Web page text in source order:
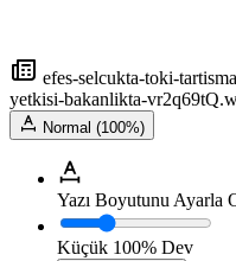
efes-selcukta-toki-
yetkisi-bakanlikta-
Normal (100%)
Yazı Boyutunu Ayarla
Küçük 100% Dev